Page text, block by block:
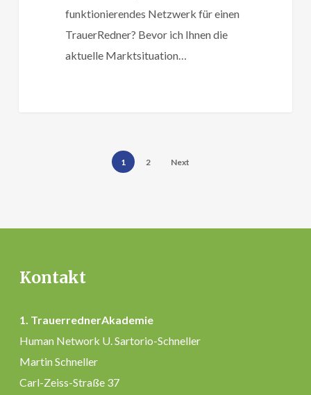
funktionierendes Netzwerk für einen
TrauerRedner? Bevor ich Ihnen die
aktuelle Marktsituation…
1 2 Next
Kontakt
1. TrauerrednerAkademie
Human Network U. Sartorio-Schneller
Martin Schneller
Carl-Zeiss-Straße 37